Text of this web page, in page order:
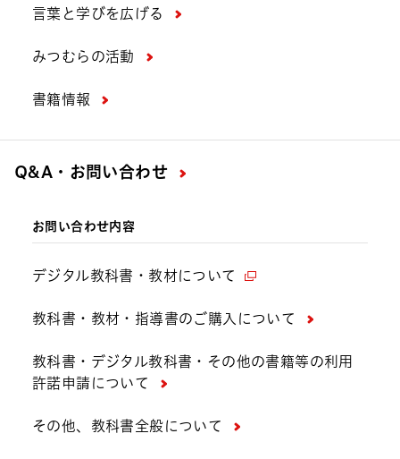
言葉と学びを広げる
みつむらの活動
書籍情報
Q&A・お問い合わせ
お問い合わせ内容
デジタル教科書・教材について
教科書・教材・指導書のご購入について
教科書・デジタル教科書・その他の書籍等の利用
許諾申請について
その他、教科書全般について